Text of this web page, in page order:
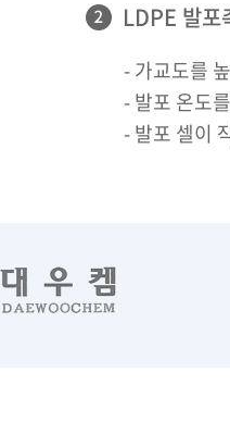
LDPE 발포
- 가교도를
- 발포 온도
- 발포 셀이